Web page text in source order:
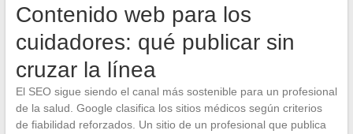
Contenido web para los
cuidadores: qué publicar sin
cruzar la línea
El SEO sigue siendo el canal más sostenible para un profesional
de la salud. Google clasifica los sitios médicos según criterios
de fiabilidad reforzados. Un sitio de un profesional que publica